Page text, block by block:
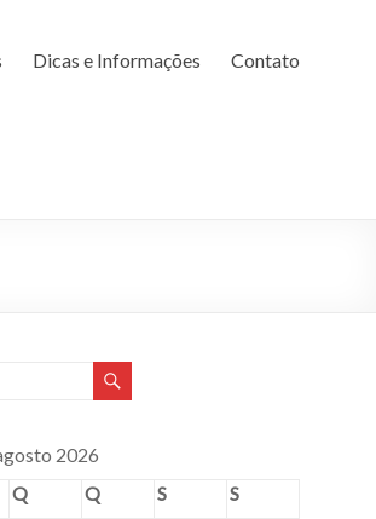
Dicas e Informações Contato
2026
Q Q S
S